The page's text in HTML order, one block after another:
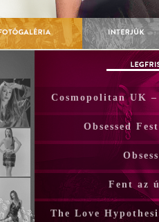
Cosmopolitan UK
Obsessed
Fent az
The Love